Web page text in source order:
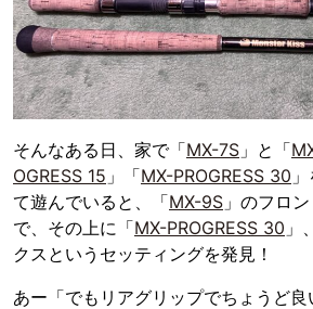
そんなある日、家で「MX-7S 」と「
OGRESS 15 」「MX-PROGRESS 30
て遊んでいると、「MX-9S 」のフロ
で、その上に「MX-PROGRESS 30 」
クスというセッティングを発見！
あー「でもリアグリップでちょうど良